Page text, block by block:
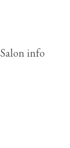
Salon info